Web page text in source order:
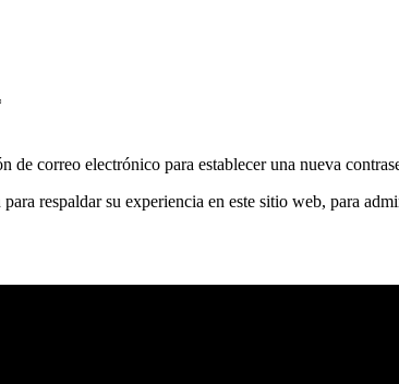
de correo electrónico para establecer una nueva
respaldar su experiencia en este sitio web, para